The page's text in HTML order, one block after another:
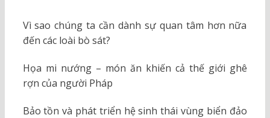
Vì sao chúng ta cần dành sự quan tâm hơn nữa
đến các loài bò sát?
Họa mi nướng – món ăn khiến cả thế giới ghê
rợn của người Pháp
Bảo tồn và phát triển hệ sinh thái vùng biển đảo